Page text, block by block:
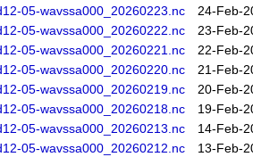
05-wavssa000_20260223.nc
24-Feb-
05-wavssa000_20260222.nc
23-Feb-
05-wavssa000_20260221.nc
22-Feb-
05-wavssa000_20260220.nc
21-Feb-
05-wavssa000_20260219.nc
20-Feb-
05-wavssa000_20260218.nc
19-Feb-
05-wavssa000_20260213.nc
14-Feb-
05-wavssa000_20260212.nc
13-Feb-